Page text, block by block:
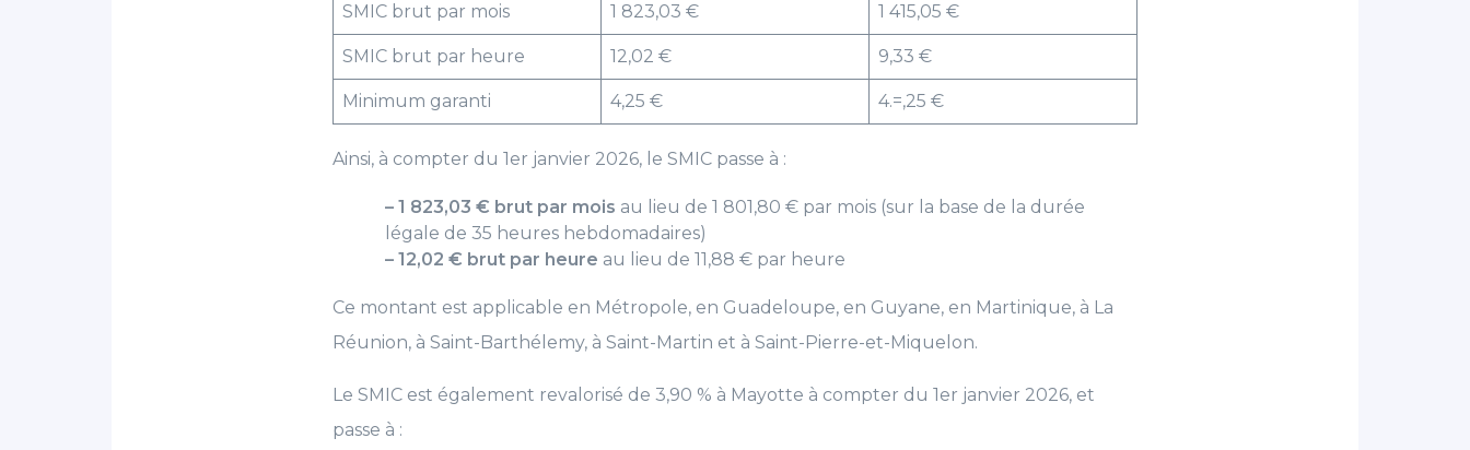
SMIC brut par mois 1 823,03 € 1 415,05 €
SMIC brut par heure 12,02 € 9,33 €
Minimum garanti 4,25 € 4.=,25 €
Ainsi, à compter du 1er janvier 2026, le SMIC passe à :
– 1 823,03 € brut par mois au lieu de 1 801,80 € par mois (sur la base de la durée
légale de 35 heures hebdomadaires)
– 12,02 € brut par heure au lieu de 11,88 € par heure
Ce montant est applicable en Métropole, en Guadeloupe, en Guyane, en Martinique, à La
Réunion, à Saint-Barthélemy, à Saint-Martin et à Saint-Pierre-et-Miquelon.
Le SMIC est également revalorisé de 3,90 % à Mayotte à compter du 1er janvier 2026, et
passe à :